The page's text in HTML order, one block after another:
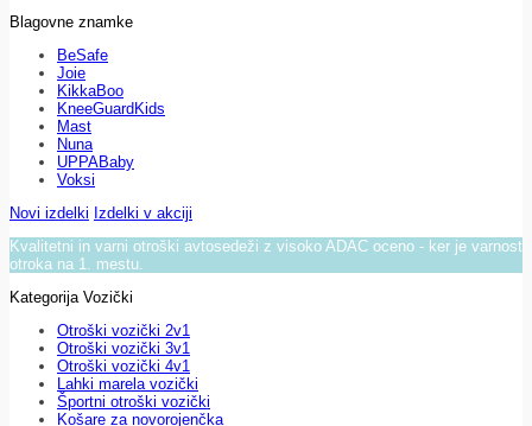
Blagovne znamke
BeSafe
Joie
KikkaBoo
KneeGuardKids
Mast
Nuna
UPPABaby
Voksi
Novi izdelki Izdelki v akciji
Kvalitetni in varni otroški avtosedeži z visoko ADAC oceno - ker je varnost
otroka na 1. mestu.
Kategorija Vozički
Otroški vozički 2v1
Otroški vozički 3v1
Otroški vozički 4v1
Lahki marela vozički
Športni otroški vozički
Košare za novorojenčka